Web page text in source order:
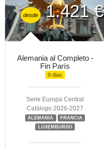
Alemania al Completo -
Fin París
9 dias
Serie Europa Central
Catálogo 2026-2027
ALEMANIA
FRANCIA
LUXEMBURGO
desde 1.421 €